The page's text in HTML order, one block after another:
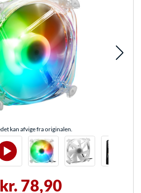
kan afvige fra originalen.
kr. 78,90